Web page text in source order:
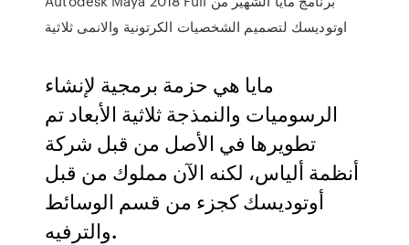
اوتوديسك لتصميم الشخصيات الكرتونية والانمى ثلاثية
مايا هي حزمة برمجية لإنشاء
الرسوميات والنمذجة ثلاثية الأبعاد تم
تطويرها في الأصل من قبل شركة
أنظمة ألياس، لكنه الآن مملوك من قبل
أوتوديسك كجزء من قسم الوسائط
والترفيه.